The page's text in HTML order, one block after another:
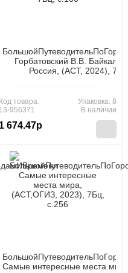
Горбатовский В.В. Байкал.
Россия, (АСТ, 2024),
Код товара:
13-956371
1 674.47р
Упаковка: 8
В наличии
Беларусь.
Самые интересные места